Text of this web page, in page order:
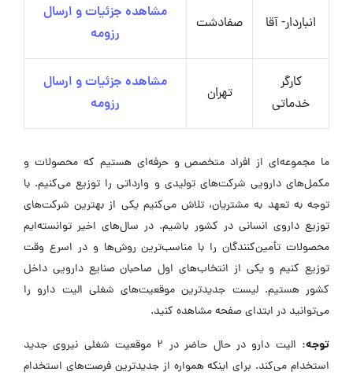
انباردار- آقا صفادشت
مشاهده جزئیات و ارسال
رزومه
کارگر
خدماتی
تهران
مشاهده جزئیات و ارسال
رزومه
ما مجموعه‌ای از افراد متخصص و حرفه‌ای هستیم که محصولات و
مکمل‌های دارویی شرکت‌های تولیدی و وارداتی را توزیع می‌کنیم. با
توجه به تعهد به مشتریان، تلاش می‌کنیم یکی از بهترین شرکت‌های
توزیع داروی انسانی در کشور باشیم. در سال‌های اخیر توانسته‌ایم
محصولات تأمین‌کنندگان را با مناسب‌ترین روش‌ها و در اسرع وقت
توزیع کنیم و یکی از انتخاب‌های اول صاحبان صنایع دارویی داخل
کشور هستیم. لیست جدیدترین موقعیت‌های شغلی الیت دارو را
می‌توانید در ابتدای صفحه مشاهده کنید.
توجه:
الیت دارو در حال حاضر در ۲ موقعیت شغلی نیروی جدید
استخدام می‌کند. برای اینکه همواره از جدیدترین فرصت‌های استخدام